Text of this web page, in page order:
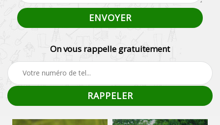
On vous rappelle gratuitement